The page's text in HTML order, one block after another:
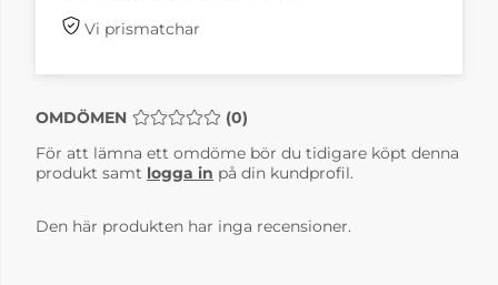
Bruno Krom Läder
Vi prismatchar
OMDÖMEN MEDELBETYG 0 AV 5 ANTAL BETYG 0
(0)
För att lämna ett omdöme bör du tidigare köpt denna
produkt samt logga in på din kundprofil.
Den här produkten har inga recensioner.